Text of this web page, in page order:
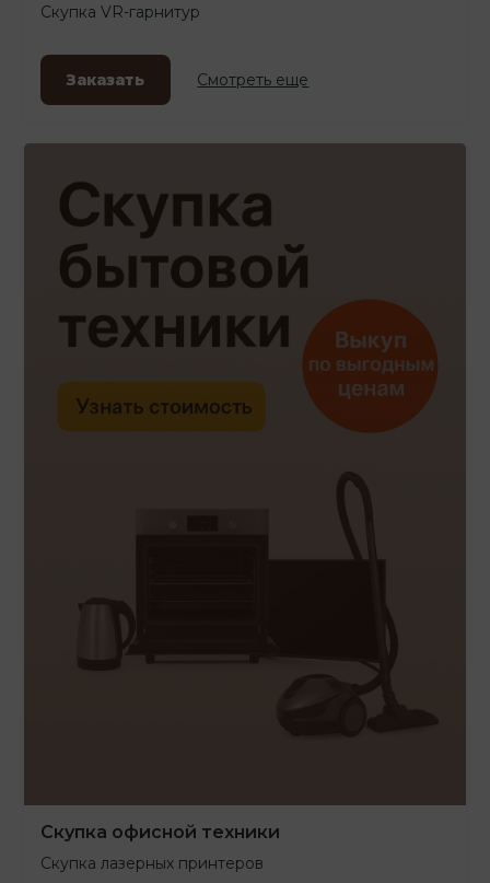
Скупка VR-гарнитур
Заказать Смотреть еще
Скупка офисной техники
Скупка лазерных принтеров